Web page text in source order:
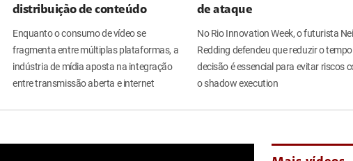
distribuição de conteúdo
Enquanto o consumo de vídeo se
fragmenta entre múltiplas plataformas, a
indústria de mídia aposta na integração
entre transmissão aberta e internet
de ataque
No Rio Innovation Week, o futurista
Redding defendeu que reduzir o
decisão é essencial para evitar riscos
o shadow execution